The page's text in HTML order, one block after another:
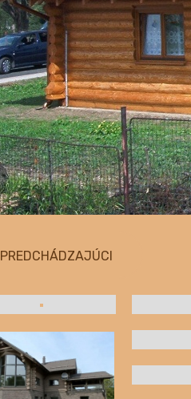
PREDCHÁDZAJÚCI